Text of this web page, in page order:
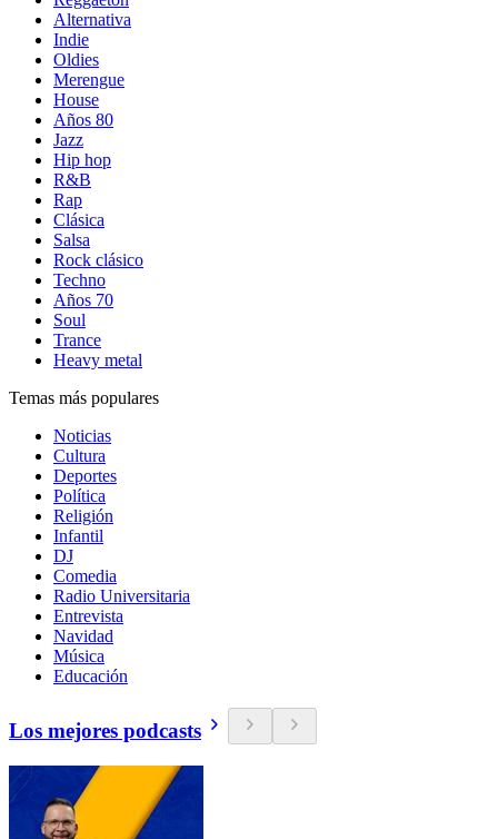
Alternativa
Indie
Oldies
Merengue
House
Años 80
Jazz
Hip hop
R&B
Rap
Clásica
Salsa
Rock clásico
Techno
Años 70
Soul
Trance
Heavy metal
Temas más populares
Noticias
Cultura
Deportes
Política
Religión
Infantil
DJ
Comedia
Radio Universitaria
Entrevista
Navidad
Música
Educación
Los mejores podcasts